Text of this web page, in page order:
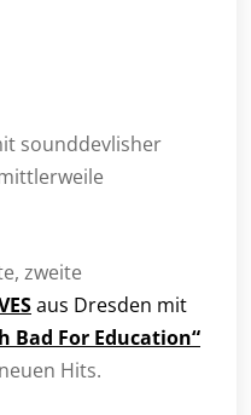
sounddevlisher
zweite
aus Dresden mit
Bad For Education“
Hits.